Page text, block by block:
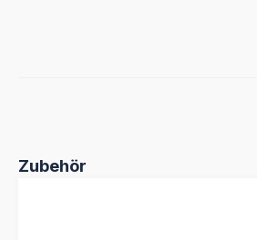
Produktgalerie überspringen
Zubehör